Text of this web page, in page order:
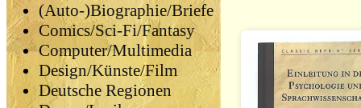
(Auto-)Biographie/Briefe
Comics/Sci-Fi/Fantasy
Computer/Multimedia
Design/Künste/Film
Deutsche Regionen